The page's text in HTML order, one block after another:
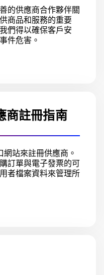
的供應商合作夥伴關
商品和服務的重要
們得以確保客戶安
件危害。
註冊指南
站來註冊供應商。
訂單與電子發票的可
者檔案資料來管理所